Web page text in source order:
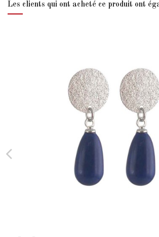
Les clients qui ont acheté ce produit ont